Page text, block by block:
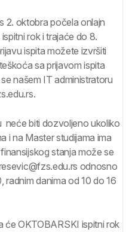
2. oktobra počela onlajn
rok i trajaće do 8.
ispita možete izvršiti
sa prijavom ispita
našem IT administratoru
neće biti dozvoljeno ukoliko
i na Master studijama ima
stanja može se
odnosno
danima od 10 do 16
OKTOBARSKI ispitni rok